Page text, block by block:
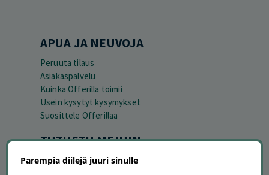
APUA JA NEUVOJA
Peruuta tilaus
Asiakaspalvelu
Kuinka Offerilla toimii
Usein kysytyt kysymykset
Suosittele Offerillaa
TUTUSTU MEIHIN
Tietoa meistä
Parempia diilejä juuri sinulle